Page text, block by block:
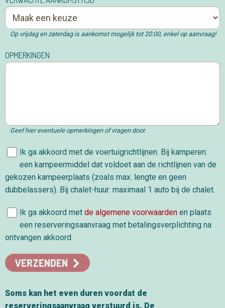
Op vrijdag en zaterdag is aankomst mogelijk tot 20:00, enkel op aanvraag!
OPMERKINGEN
Geef hier eventuele opmerkingen of vragen door.
Ik ga akkoord met de voertuigrichtlijnen. Bij kamperen:
een kampeermiddel dat voldoet aan de richtlijnen van de
gekozen kampeerplaats (zoals max. lengte en geen
dubbelassers). Bij chalet-huur: maximaal 1 auto bij de chalet.
Ik ga akkoord met de algemene voorwaarden en plaats
een reserveringsaanvraag met betalingsverplichting na
ontvangen akkoord.
VERZENDEN
Soms kan het even duren voordat de
reserveringsaanvraag verstuurd is. De